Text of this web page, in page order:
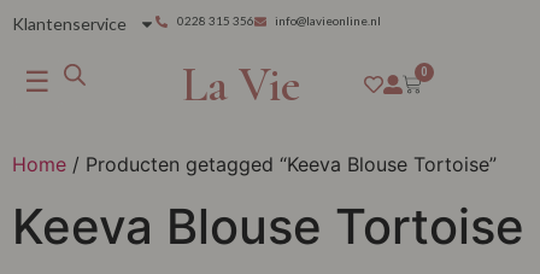
Klantenservice 0228 315 356 info@lavieonline.nl
☰ La Vie 0
Home / Producten getagged “Keeva Blouse Tortoise”
Keeva Blouse Tortoise